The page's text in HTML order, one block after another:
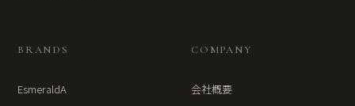
BRANDS
EsmeraldA
COMPANY
会社概要